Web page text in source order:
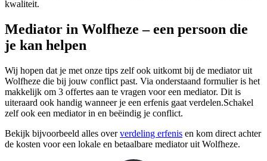
kwaliteit.
Mediator in Wolfheze – een persoon die
je kan helpen
Wij hopen dat je met onze tips zelf ook uitkomt bij de mediator uit
Wolfheze die bij jouw conflict past. Via onderstaand formulier is het
makkelijk om 3 offertes aan te vragen voor een mediator. Dit is
uiteraard ook handig wanneer je een erfenis gaat verdelen.Schakel
zelf ook een mediator in en beëindig je conflict.
Bekijk bijvoorbeeld alles oververdeling erfenis en kom direct achter
de kosten voor een lokale en betaalbare mediator uit Wolfheze.